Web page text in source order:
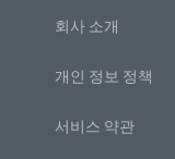
회사 소개
개인 정보 정책
서비스 약관